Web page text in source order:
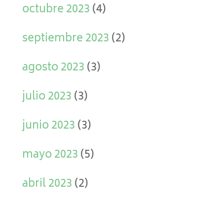
octubre 2023(4)
septiembre 2023(2)
agosto 2023(3)
julio 2023(3)
junio 2023(3)
mayo 2023(5)
abril 2023(2)